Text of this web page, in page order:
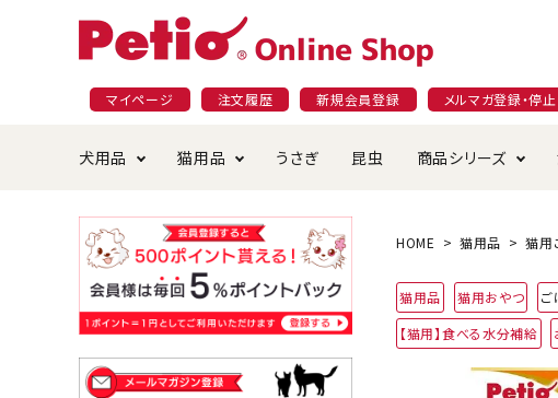
マイページ 注文履歴 新規会員登録 メルマガ登録・停止
犬用品
ドッグフード おやつ
ペットシーツ ベッド・ハウ
おもちゃ 食器・給水器
猫用品
ごはん・おやつ お手入れ・
ベッド・ハウス・マット サークル・ケ
食器・給水器 防虫用品
うさぎ 昆虫 商品シリーズ
プラクト 素材そのまま
夜のお散歩特集 無添加特集
国産フード&おやつ特集 穀物不使用のグレ
じゃらして遊ぶ 引っ張って遊ぶ
ショッピングガイド 会員特典に
返品・交換について オンライン
HOME 猫用品 猫用
猫用品 猫用おやつ ご
【猫用】食べる水分補給